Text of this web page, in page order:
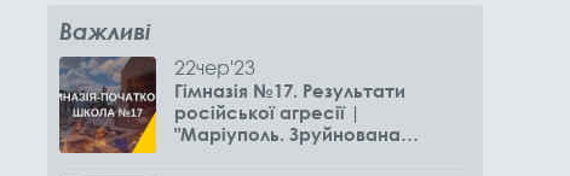
Важливі
22чер'23
Гімназія №17. Результати
російської агресії |
"Маріуполь. Зруйнована